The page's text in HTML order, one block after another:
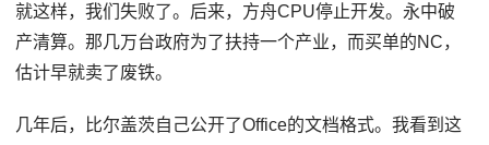
就这样，我们失败了。后来，方舟CPU停止开发。永中破
产清算。那几万台政府为了扶持一个产业，而买单的NC，
估计早就卖了废铁。
几年后，比尔盖茨自己公开了Office的文档格式。我看到这